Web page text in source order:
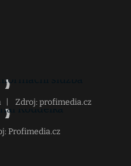
Zdroj: profimedia.cz
Profimedia.cz